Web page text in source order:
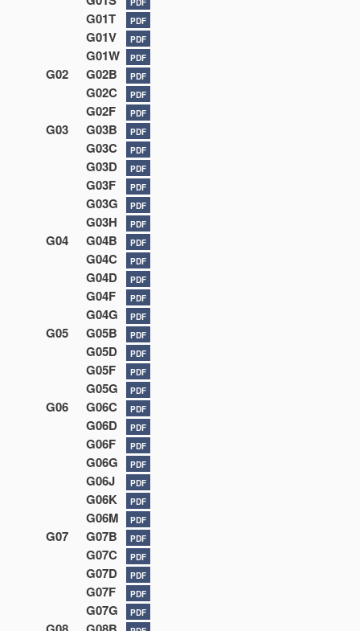
PDF
G01T PDF
G01V PDF
G01W PDF
G02 G02B PDF
G02C PDF
G02F PDF
G03 G03B PDF
G03C PDF
G03D PDF
G03F PDF
G03G PDF
G03H PDF
G04 G04B PDF
G04C PDF
G04D PDF
G04F PDF
G04G PDF
G05 G05B PDF
G05D PDF
G05F PDF
G05G PDF
G06 G06C PDF
G06D PDF
G06F PDF
G06G PDF
G06J PDF
G06K PDF
G06M PDF
G07 G07B PDF
G07C PDF
G07D PDF
G07F PDF
G07G PDF